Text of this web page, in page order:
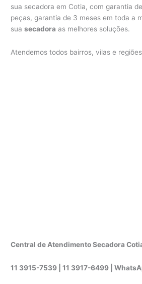
sua secadora em Cotia, com garantia
peças, garantia de 3 meses em toda a
suasecadora as melhores soluções.
Atendemos todos bairros, vilas e
Central de Atendimento Secadora
11 3915-7539 | 11 3917-6499 |